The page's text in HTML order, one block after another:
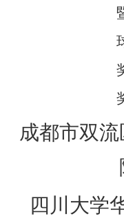
成都市双
四川大学